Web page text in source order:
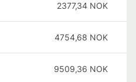
2377,34 NOK
4754,68 NOK
9509,36 NOK